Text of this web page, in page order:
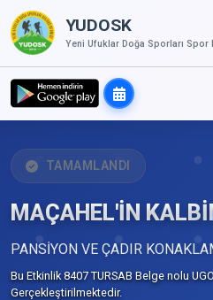
YUDOSK
Yeni Ufuklar Doğa Sporları Spor
TAMAMLANDI
MAÇAHEL'İN
PANSİYON VE ÇADIR
Bu Etkinlik 8407 TURSAB Belge nolu
Gerçekleştirilmektedir.